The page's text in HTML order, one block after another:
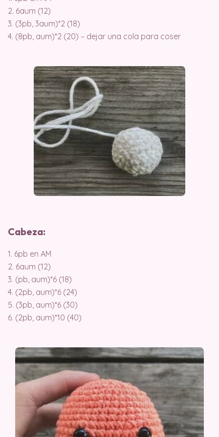
2. 6aum (12)
3. (3pb, 3aum)*2 (18)
4. (8pb, aum)*2 (20) – dejar una cola para coser
Cabeza:
1. 6pb en AM
2. 6aum (12)
3. (pb, aum)*6 (18)
4. (2pb, aum)*6 (24)
5. (3pb, aum)*6 (30)
6. (2pb, aum)*10 (40)